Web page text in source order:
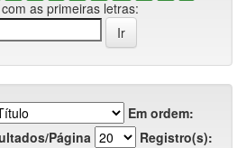
as primeiras letras:
Em ordem:
Página
Registro(s):